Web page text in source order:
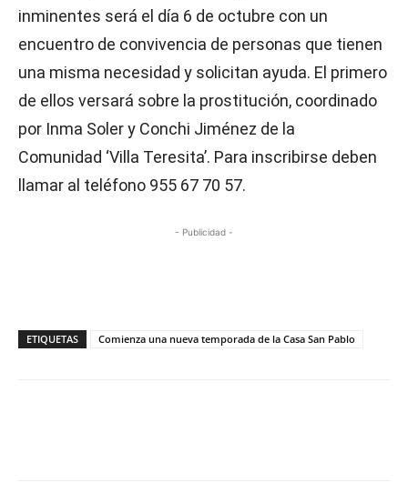
inminentes será el día 6 de octubre con un
encuentro de convivencia de personas que tienen
una misma necesidad y solicitan ayuda. El primero
de ellos versará sobre la prostitución, coordinado
por Inma Soler y Conchi Jiménez de la
Comunidad ‘Villa Teresita’. Para inscribirse deben
llamar al teléfono 955 67 70 57.
- Publicidad -
ETIQUETAS Comienza una nueva temporada de la Casa San Pablo